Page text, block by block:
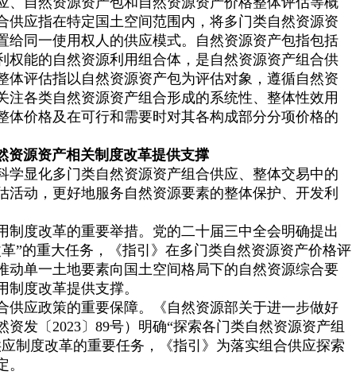
供应指在特定国土空间范围内，将多门类自然资源资
给同一使用权人的供应模式。自然资源资产包指包括
权能的自然资源利用组合体，是自然资源资产组合供
体评估指以自然资源资产包为评估对象，遵循自然资
注各类自然资源资产组合形成的系统性、整体性效用
体价格及在可行和需要时对其各构成部分分项价格的
资源资产相关制度改革提供支撑
学显化多门类自然资源资产组合供应、整体交易中的
活动，更好地服务自然资源要素的整体保护、开发利
制度改革的重要举措。党的二十届三中全会明确提出
”的重大任务，《指引》在多门类自然资源资产价格评
动单一土地要素向国土空间格局下的自然资源综合要
度改革提供支撑。
供应政策的重要保障。《自然资源部关于进一步做好
发〔2023〕89号）明确“探索各门类自然资源资产组
制度改革的重要任务，《指引》为落实组合供应探索